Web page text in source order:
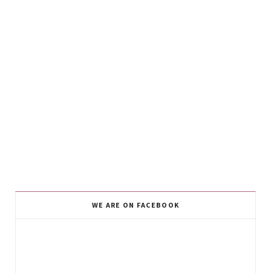
WE ARE ON FACEBOOK